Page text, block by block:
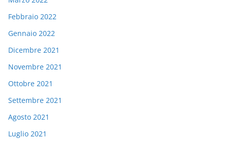
Febbraio 2022
Gennaio 2022
Dicembre 2021
Novembre 2021
Ottobre 2021
Settembre 2021
Agosto 2021
Luglio 2021